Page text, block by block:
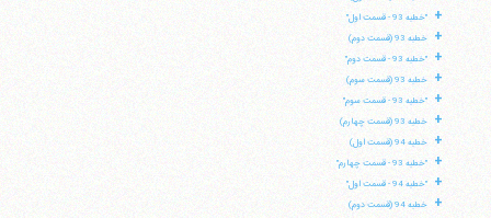
+ "خطبه 93 - قسمت اول"
+ خطبه 93 (قسمت دوم)
+ "خطبه 93 - قسمت دوم"
+ خطبه 93 (قسمت سوم)
+ "خطبه 93 - قسمت سوم"
+ خطبه 93 (قسمت چهارم)
+ خطبه 94 (قسمت اول)
+ "خطبه 93 - قسمت چهارم"
+ "خطبه 94 - قسمت اول"
+ خطبه 94 (قسمت دوم)